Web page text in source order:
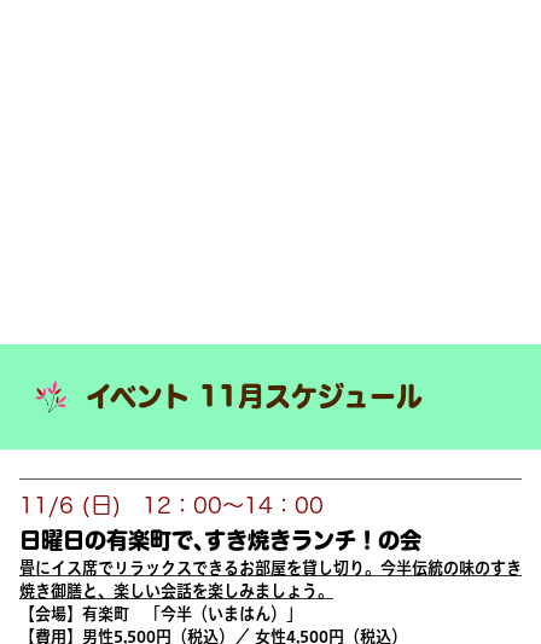
イベント 11月スケジュール
11/6 (日) 12：00～14：00
日曜日の有楽町で､すき焼きランチ！の会
畳にイス席でリラックスできるお部屋を貸し切り。今半伝統の味のすき
焼き御膳と、楽しい会話を楽しみましょう。
【会場】有楽町 「今半（いまはん）」
【費用】男性5,500円（税込）／ 女性4,500円（税込）